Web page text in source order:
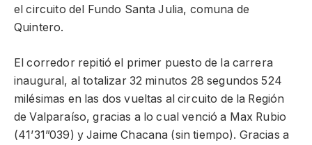
el circuito del Fundo Santa Julia, comuna de
Quintero.
El corredor repitió el primer puesto de la carrera
inaugural, al totalizar 32 minutos 28 segundos 524
milésimas en las dos vueltas al circuito de la Región
de Valparaíso, gracias a lo cual venció a Max Rubio
(41’31”039) y Jaime Chacana (sin tiempo). Gracias a